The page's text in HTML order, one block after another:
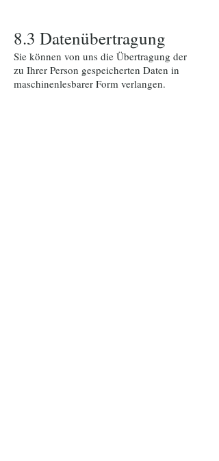
8.3 Datenübertragung
Sie können von uns die Übertragung der
zu Ihrer Person gespeicherten Daten in
maschinenlesbarer Form verlangen.